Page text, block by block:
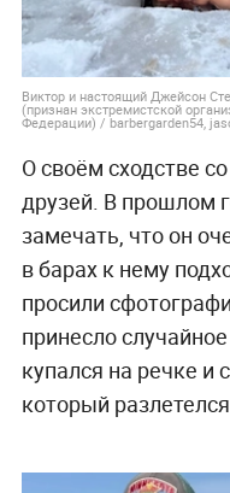
Виктор и настоящий Джейсон
(признан экстремистской
Федерации) / barbergarden54,
О своём сходстве
друзей. В прошлом
замечать, что он
в барах к нему
просили
принесло
купался на речке и
который